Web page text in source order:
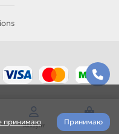
принимаю Принимаю
Аккаунт Корзина